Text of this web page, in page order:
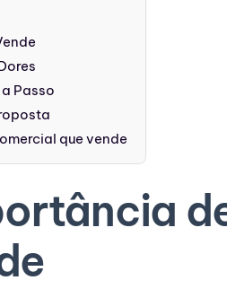
Passo
que vende